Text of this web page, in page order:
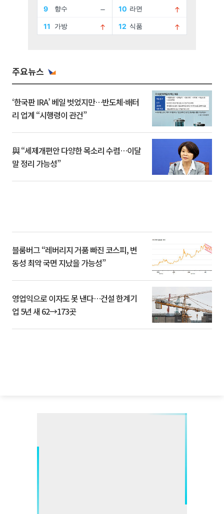
주요뉴스
‘한국판 IRA’ 베일 벗었지만…반도체·배터
리 업계 “시행령이 관건”
與 “세제개편안 다양한 목소리 수렴…이달
말 정리 가능성”
블룸버그 “레버리지 거품 빠진 코스피, 변
동성 최악 국면 지났을 가능성”
영업익으로 이자도 못 낸다…건설 한계기
업 5년 새 62→173곳